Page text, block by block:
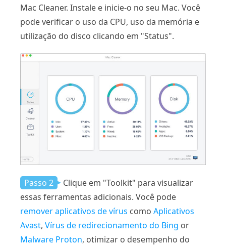
Mac Cleaner. Instale e inicie-o no seu Mac. Você
pode verificar o uso da CPU, uso da memória e
utilização do disco clicando em "Status".
Passo 2
Clique em "Toolkit" para visualizar
essas ferramentas adicionais. Você pode
remover aplicativos de vírus como Aplicativos
Avast, Vírus de redirecionamento do Bing or
Malware Proton, otimizar o desempenho do